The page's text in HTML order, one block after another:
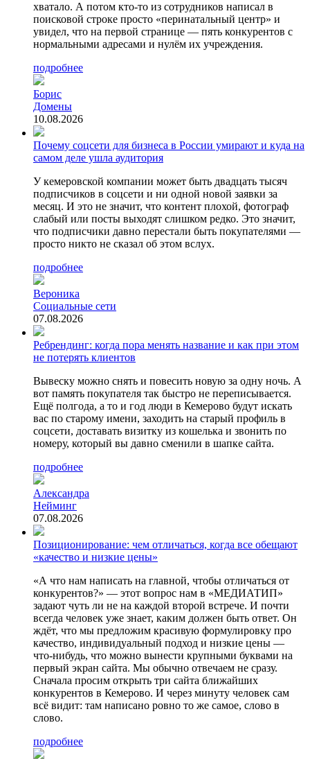
хватало. А потом кто-то из сотрудников написал в
поисковой строке просто «перинатальный центр» и
увидел, что на первой странице — пять конкурентов с
нормальными адресами и нулём их учреждения.
подробнее
Борис
Домены
10.08.2026
Почему соцсети для бизнеса в России умирают и куда на
самом деле ушла аудитория
У кемеровской компании может быть двадцать тысяч
подписчиков в соцсети и ни одной новой заявки за
месяц. И это не значит, что контент плохой, фотограф
слабый или посты выходят слишком редко. Это значит,
что подписчики давно перестали быть покупателями —
просто никто не сказал об этом вслух.
подробнее
Вероника
Социальные сети
07.08.2026
Ребрендинг: когда пора менять название и как при этом
не потерять клиентов
Вывеску можно снять и повесить новую за одну ночь. А
вот память покупателя так быстро не переписывается.
Ещё полгода, а то и год люди в Кемерово будут искать
вас по старому имени, заходить на старый профиль в
соцсети, доставать визитку из кошелька и звонить по
номеру, который вы давно сменили в шапке сайта.
подробнее
Александра
Нейминг
07.08.2026
Позиционирование: чем отличаться, когда все обещают
«качество и низкие цены»
«А что нам написать на главной, чтобы отличаться от
конкурентов?» — этот вопрос нам в «МЕДИАТИП»
задают чуть ли не на каждой второй встрече. И почти
всегда человек уже знает, каким должен быть ответ. Он
ждёт, что мы предложим красивую формулировку про
качество, индивидуальный подход и низкие цены —
что-нибудь, что можно вынести крупными буквами на
первый экран сайта. Мы обычно отвечаем не сразу.
Сначала просим открыть три сайта ближайших
конкурентов в Кемерово. И через минуту человек сам
всё видит: там написано ровно то же самое, слово в
слово.
подробнее